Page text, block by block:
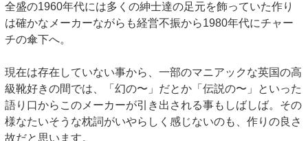
全盛の1960年代には多くの紳士達の足元を飾っていた作り
は確かなメーカーながらも経営不振から1980年代にチャー
チの傘下へ。
現在は存在していない事から、一部のマニアックな英国の高
級靴好きの間では、「幻の〜」だとか「伝説の〜」といった
語り口からこのメーカーが引き出される事もしばしば。その
様なたいそうな枕詞がいやらしく感じないのも、作りの良さ
故だと思います。